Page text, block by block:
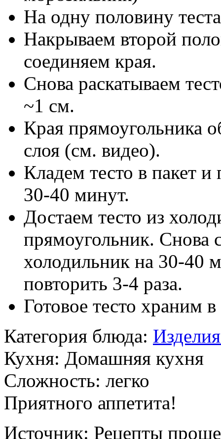
На одну половину
Накрываем второй
соединяем края.
Снова раскатываем
~1 см.
Края прямоугольника
слоя (см. видео).
Кладем тесто в пакет
30-40 минут.
Достаем тесто из
прямоугольник. Снова
холодильник на 30-40
повторить 3-4 раза.
Готовое тесто храним
Категория блюда:
Кухня: Домашняя кухня
Сложность: легко
Приятного аппетита!
Источник: Рецепты